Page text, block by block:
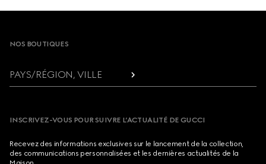
NOS BOUTIQUES
PAYS/RÉGION, VILLE
INSCRIVEZ-VOUS POUR SUIVRE L’ACTUALITÉ DE GUCCI
Recevez des informations exclusives sur le lancement de la collection,
des communications personnalisées et les dernières actualités de la